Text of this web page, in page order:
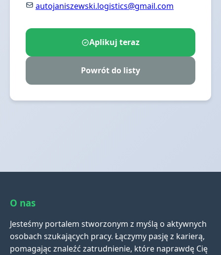
autojaniszewski.logistics@gmail.com
Aplikuj teraz
Powrót do listy
O nas
Jesteśmy portalem stworzonym z myślą o aktywnych
osobach szukających pracy. Łączymy pasję z karierą,
pomagając znaleźć zatrudnienie, które naprawdę Cię